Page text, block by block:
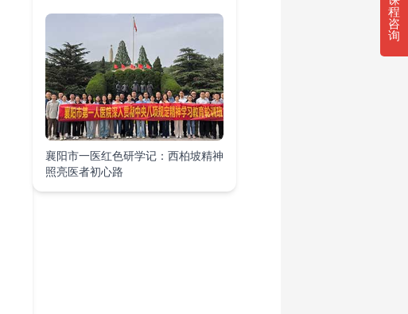
襄阳市一医红色研学记：西柏坡精神
照亮医者初心路
程
咨
询